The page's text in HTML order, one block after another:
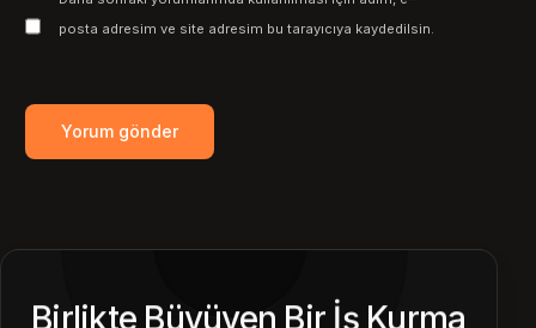
posta adresim ve site adresim bu tarayıcıya kaydedilsin.
Birlikte Büyüyen Bir İş Kurma